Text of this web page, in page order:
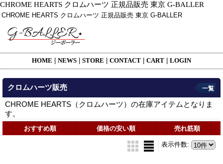
CHROME HEARTS クロムハーツ 正規品販売 東京 G-BALLER
CHROME HEARTS クロムハーツ 正規品販売 東京 G-BALLER
HOME NEWS STORE CONTACT CART LOGIN
クロムハーツ販売
CHROME HEARTS（クロムハーツ）の在庫アイテムとなりま
す。
一覧
おすすめ順 価格の安い順 売れ筋順
表示件数: